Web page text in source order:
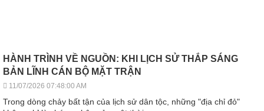
HÀNH TRÌNH VỀ NGUỒN: KHI LỊCH SỬ THẮP SÁNG
BẢN LĨNH CÁN BỘ MẶT TRẬN
11/07/2026 07:48:00 AM
Trong dòng chảy bất tận của lịch sử dân tộc, những "địa chỉ đỏ"